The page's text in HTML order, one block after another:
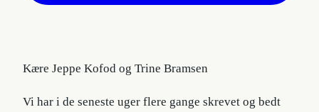
Kære Jeppe Kofod og Trine Bramsen
Vi har i de seneste uger flere gange skrevet og bedt